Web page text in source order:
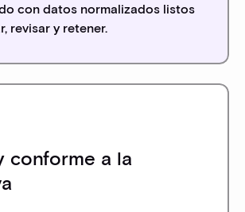
con datos normalizados listos
revisar y retener.
conforme a la